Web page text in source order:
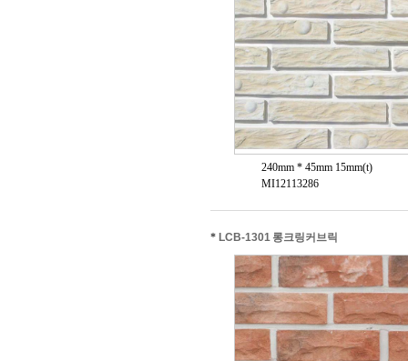
240mm * 45mm 15mm(t)
MI12113286
* LCB-1301 롱크링커브릭